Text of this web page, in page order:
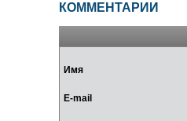
КОММЕНТАРИИ
Имя
E-mail